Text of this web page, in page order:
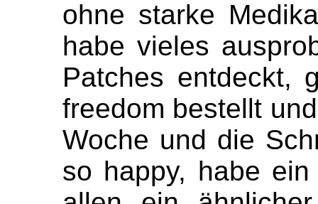
ohne starke
habe vieles
Patches entdeckt,
freedom bestellt
Woche und die
so happy, habe